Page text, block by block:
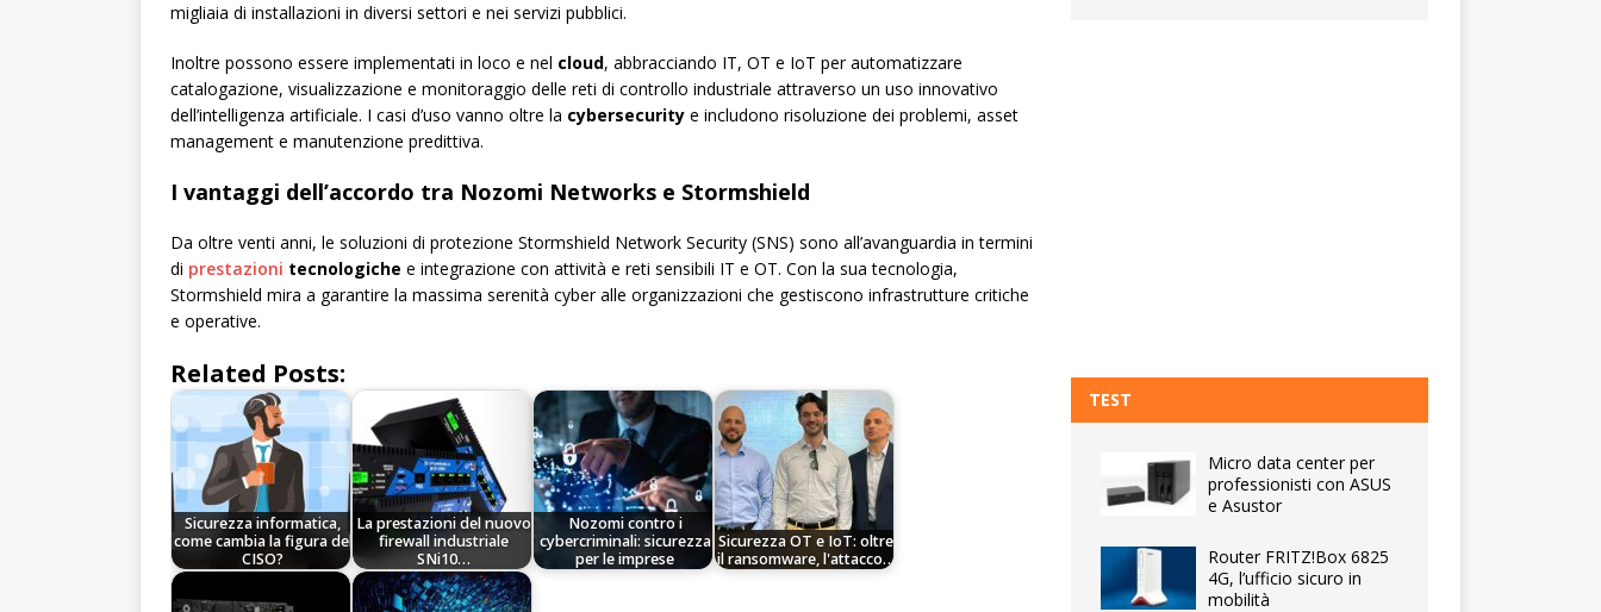
migliaia di installazioni in diversi settori e nei servizi pubblici.
Inoltre possono essere implementati in loco e nel cloud, abbracciando IT, OT e IoT per automatizzare
catalogazione, visualizzazione e monitoraggio delle reti di controllo industriale attraverso un uso innovativo
dell’intelligenza artificiale. I casi d’uso vanno oltre la cybersecurity e includono risoluzione dei problemi, asset
management e manutenzione predittiva.
I vantaggi dell’accordo tra Nozomi Networks e Stormshield
Da oltre venti anni, le soluzioni di protezione Stormshield Network Security (SNS) sono all’avanguardia in termini
di prestazioni tecnologiche e integrazione con attività e reti sensibili IT e OT. Con la sua tecnologia,
Stormshield mira a garantire la massima serenità cyber alle organizzazioni che gestiscono infrastrutture critiche
e operative.
Related Posts:
Sicurezza informatica,
come cambia la figura del
CISO?
La prestazioni del nuovo
firewall industriale
SNi10…
Nozomi contro i
cybercriminali: sicurezza
per le imprese
Sicurezza OT e IoT: oltre
il ransomware, l'attacco…
TEST
Micro data center per
professionisti con ASUS
e Asustor
Router FRITZ!Box 6825
4G, l’ufficio sicuro in
mobilità